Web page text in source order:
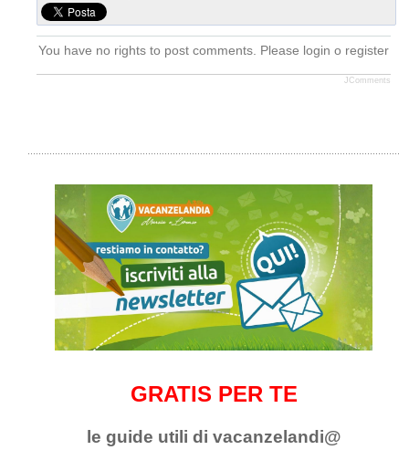
You have no rights to post comments. Please login o register
JComments
GRATIS PER TE
le guide utili di vacanzelandi@